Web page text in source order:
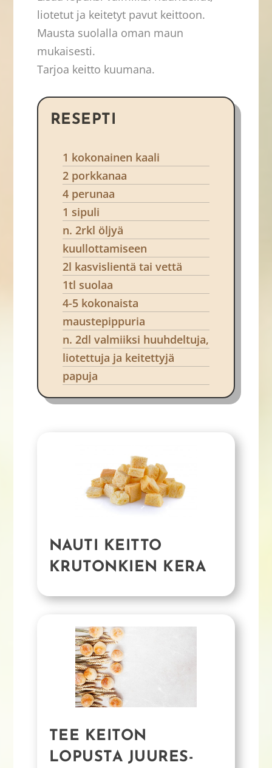
liotetut ja keitetyt pavut keittoon.
Mausta suolalla oman maun
mukaisesti.
Tarjoa keitto kuumana.
RESEPTI
1 kokonainen kaali
2 porkkanaa
4 perunaa
1 sipuli
n. 2rkl öljyä
kuullottamiseen
2l kasvislientä tai vettä
1tl suolaa
4-5 kokonaista
maustepippuria
n. 2dl valmiiksi huuhdeltuja,
liotettuja ja keitettyjä
papuja
NAUTI KEITTO
KRUTONKIEN KERA
TEE KEITON
LOPUSTA JUURES-